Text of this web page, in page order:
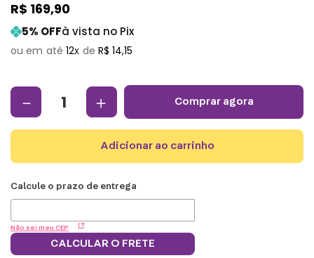
R$ 169,90
5% OFFà vista no Pix
12 R$ 14,15
＋
－ comprar agora
adicionar ao carrinho
Não sei meu CEP
CALCULAR O FRETE